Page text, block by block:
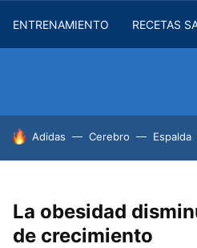
ENTRENAMIENTO RECETAS
HOY SE HABLA DE
Adidas Cerebro Espalda
La obesidad
de crecimiento